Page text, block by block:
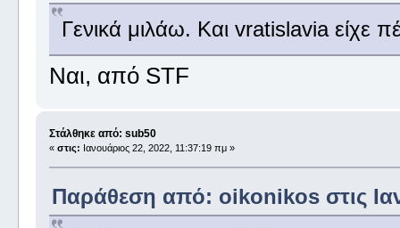
Γενικά μιλάω. Και vratislavia είχε
Ναι, από STF
Στάλθηκε από: sub50
« στις: Ιανουάριος 22, 2022, 11:37:19 πμ »
Παράθεση από: oikonikos στις